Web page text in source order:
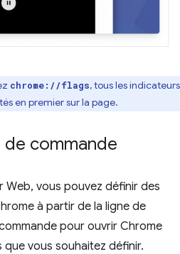
chrome://flags, tous les indicateurs
en premier sur la page.
commande
Web, vous pouvez définir des
à partir de la ligne de
pour ouvrir Chrome
vous souhaitez définir.